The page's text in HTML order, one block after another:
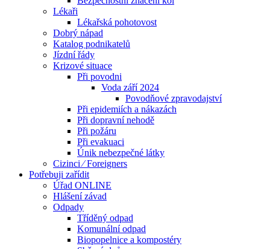
Lékaři
Lékařská pohotovost
Dobrý nápad
Katalog podnikatelů
Jízdní řády
Krizové situace
Při povodni
Voda září 2024
Povodňové zpravodajství
Při epidemiích a nákazách
Při dopravní nehodě
Při požáru
Při evakuaci
Únik nebezpečné látky
Cizinci ⁄ Foreigners
Potřebuji zařídit
Úřad ONLINE
Hlášení závad
Odpady
Tříděný odpad
Komunální odpad
Biopopelnice a kompostéry